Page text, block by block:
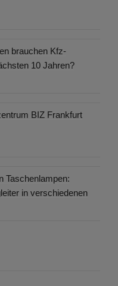
brauchen Kfz-
10 Jahren?
BIZ Frankfurt
Taschenlampen:
in verschiedenen